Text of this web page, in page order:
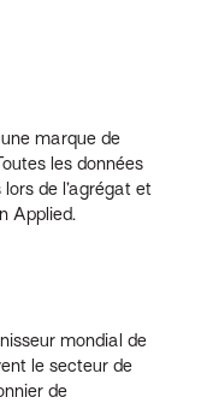
une marque de
les données
de l’agrégat et
Applied.
mondial de
le secteur de
de